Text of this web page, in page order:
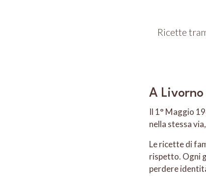
Ricette
A Livorno
Il 1° Maggio
nella stessa
Le ricette di
rispetto. Ogni
perdere